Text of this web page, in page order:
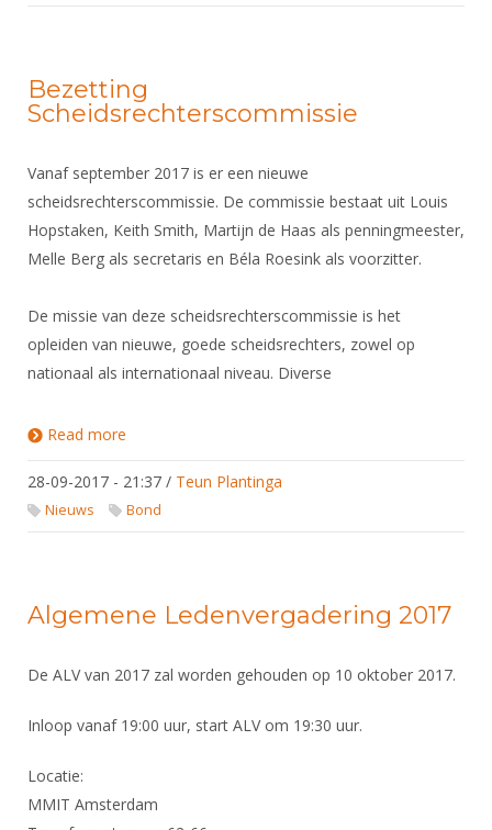
Bezetting
Scheidsrechterscommissie
Vanaf september 2017 is er een nieuwe
scheidsrechterscommissie. De commissie bestaat uit Louis
Hopstaken, Keith Smith, Martijn de Haas als penningmeester,
Melle Berg als secretaris en Béla Roesink als voorzitter.
De missie van deze scheidsrechterscommissie is het
opleiden van nieuwe, goede scheidsrechters, zowel op
nationaal als internationaal niveau. Diverse
Read more
28-09-2017 - 21:37 / Teun Plantinga
Nieuws Bond
Algemene Ledenvergadering 2017
De ALV van 2017 zal worden gehouden op 10 oktober 2017.
Inloop vanaf 19:00 uur, start ALV om 19:30 uur.
Locatie:
MMIT Amsterdam